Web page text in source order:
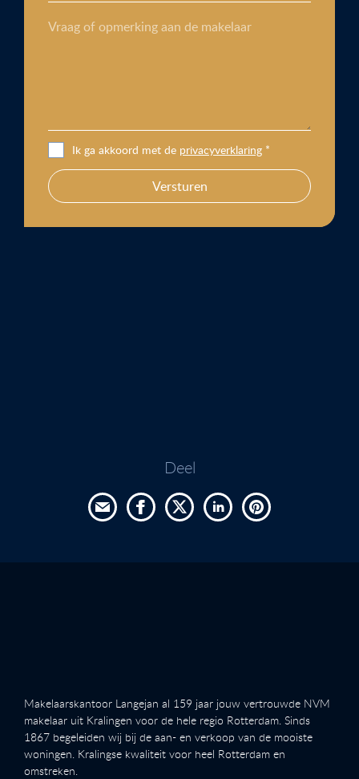
Vraag of opmerking aan de makelaar
Ik ga akkoord met de privacyverklaring *
Versturen
Deel
Makelaarskantoor Langejan al 159 jaar jouw vertrouwde NVM
makelaar uit Kralingen voor de hele regio Rotterdam. Sinds
1867 begeleiden wij bij de aan- en verkoop van de mooiste
woningen. Kralingse kwaliteit voor heel Rotterdam en
omstreken.